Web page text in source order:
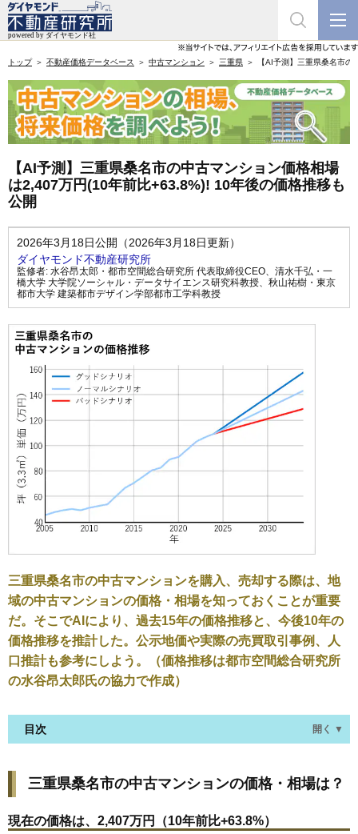
トップ 不動産価格データベース 中古マンション 三重県 【AI予測】三重県桑名市
【AI予測】三重県桑名市の中古マンション価格相場
は2,407万円(10年前比+63.8%)! 10年後の価格推移も
公開
2026年3月18日公開（2026年3月18日更新）
ダイヤモンド不動産研究所
監修者: 水谷昂太郎・都市空間総合研究所 代表取締役CEO、 清水千弘・一
橋大学 大学院ソーシャル・データサイエンス研究科教授、 秋山祐樹・東京
都市大学 建築都市デザイン学部都市工学科教授
三重県桑名市の中古マンションを購入、売却する際は、地
域の中古マンションの価格・相場を知っておくことが重要
だ。そこでAIにより、過去15年の価格推移と、今後10年の
価格推移を推計した。公示地価や実際の売買取引事例、人
口推計も参考にしよう。（価格推移は都市空間総合研究所
の水谷昂太郎氏の協力で作成）
目次 開く ▼
現在の価格は、2,407万円（10年前比+63.8%）
価格を詳細に分析しよう
三重県桑名市の中古マンションの価格・相場は？
現在の価格は、2,407万円（10年前比+63.8%）